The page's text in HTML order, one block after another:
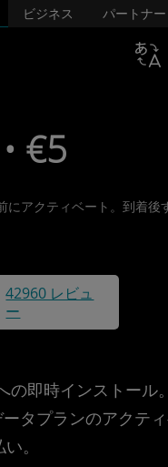
ビジネス パートナー
€5
アクティベート。到着後
42960 レビュ
ー
の即時インストール。
タプランのアクテ
。